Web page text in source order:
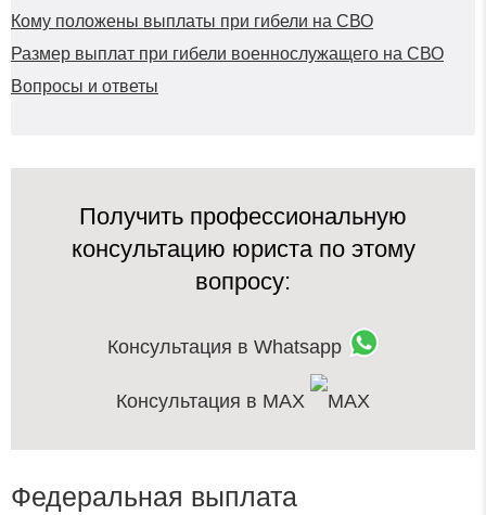
Кому положены выплаты при гибели на СВО
Размер выплат при гибели военнослужащего на СВО
Вопросы и ответы
Получить профессиональную
консультацию юриста по этому
вопросу:
Консультация в Whatsapp
Консультация в MAX
Федеральная выплата